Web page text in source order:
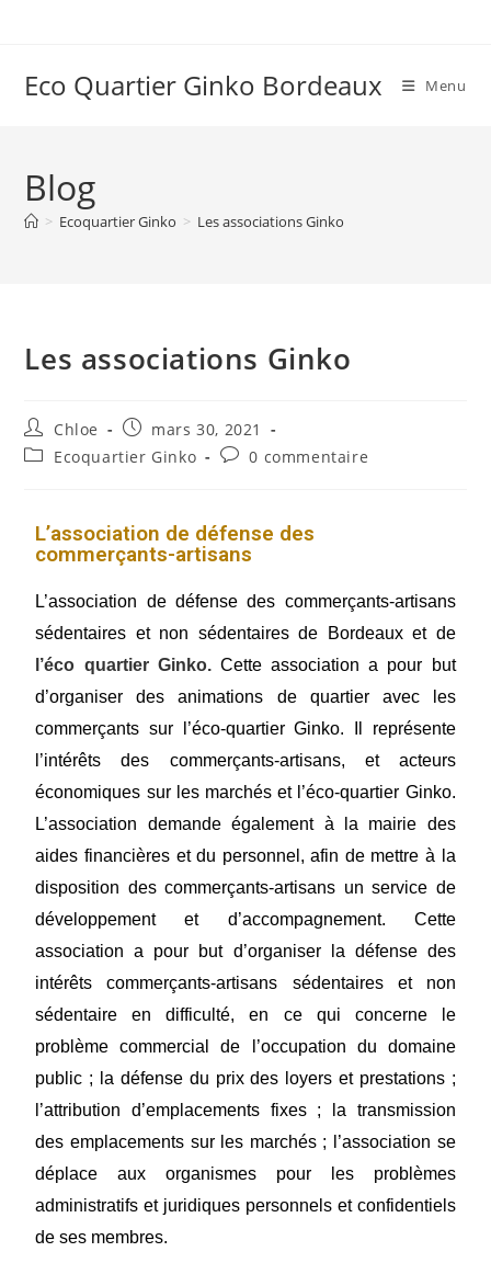
Eco Quartier Ginko Bordeaux Menu
Blog
> Ecoquartier Ginko > Les associations Ginko
Les associations Ginko
Chloe
mars 30, 2021
Ecoquartier Ginko
0 commentaire
L’association de défense des
commerçants-artisans
L’association de défense des commerçants-artisans
sédentaires et non sédentaires de Bordeaux et de
l’éco quartier Ginko. Cette association a pour but
d’organiser des animations de quartier avec les
commerçants sur l’éco-quartier Ginko. Il représente
l’intérêts des commerçants-artisans, et acteurs
économiques sur les marchés et l’éco-quartier Ginko.
L’association demande également à la mairie des
aides financières et du personnel, afin de mettre à la
disposition des commerçants-artisans un service de
développement et d’accompagnement. Cette
association a pour but d’organiser la défense des
intérêts commerçants-artisans sédentaires et non
sédentaire en difficulté, en ce qui concerne le
problème commercial de l’occupation du domaine
public ; la défense du prix des loyers et prestations ;
l’attribution d’emplacements fixes ; la transmission
des emplacements sur les marchés ; l’association se
déplace aux organismes pour les problèmes
administratifs et juridiques personnels et confidentiels
de ses membres.